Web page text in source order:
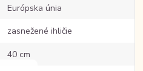
Európska únia
zasnežené ihličie
40 cm